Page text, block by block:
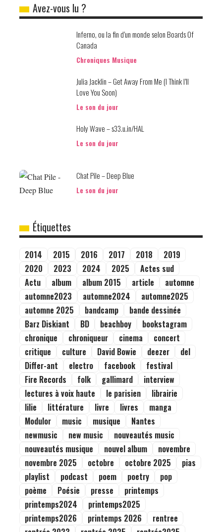
Avez-vous lu ?
Inferno, ou la fin d’un monde selon Boards Of
Canada
Chroniques Musique
Julia Jacklin – Get Away From Me (I Think I’ll
Love You Soon)
Le son du jour
Holy Wave – s33.u.in/HAL
Le son du jour
Chat Pile – Deep Blue
Le son du jour
Étiquettes
2014 2015 2016 2017 2018
2019
2020
2023 2024 2025
Actes sud
Actu
album album 2015 article
automne
automne2023
automne2024
automne2025
automne 2025
bandcamp
bande dessinée
Barz Diskiant
BD beachboy
bookstagram
chronique
chroniqueur cinema
concert
critique
culture David Bowie deezer
del
Differ-ant
electro facebook
festival
Fire Records
folk gallimard
interview
lectures à voix haute
le parisien
librairie
lilie
littérature livre livres
manga
Modulor
music musique
Nantes
newmusic
new music
nouveautés music
nouveautés musique
nouvel album
novembre
novembre 2025
octobre octobre 2025
pias
playlist
podcast poem poetry
pop
poème
Poésie presse
printemps
printemps2024
printemps2025
printemps2026
printemps 2026
rentree